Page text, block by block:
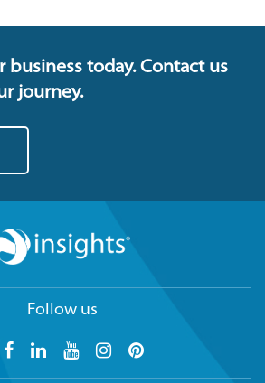
business today. Contact us
journey.
Follow us